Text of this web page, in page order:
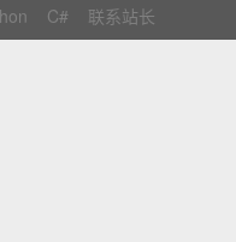
C# 联系站长